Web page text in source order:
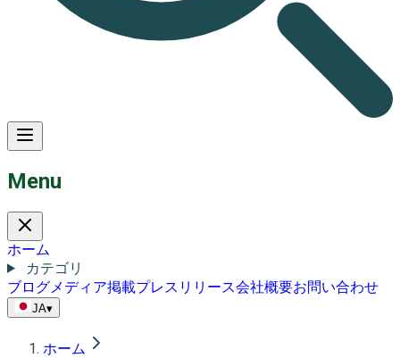
Menu
ホーム
カテゴリ
ブログメディア掲載プレスリリース会社概要お問い合わせ
JA▾
ホーム